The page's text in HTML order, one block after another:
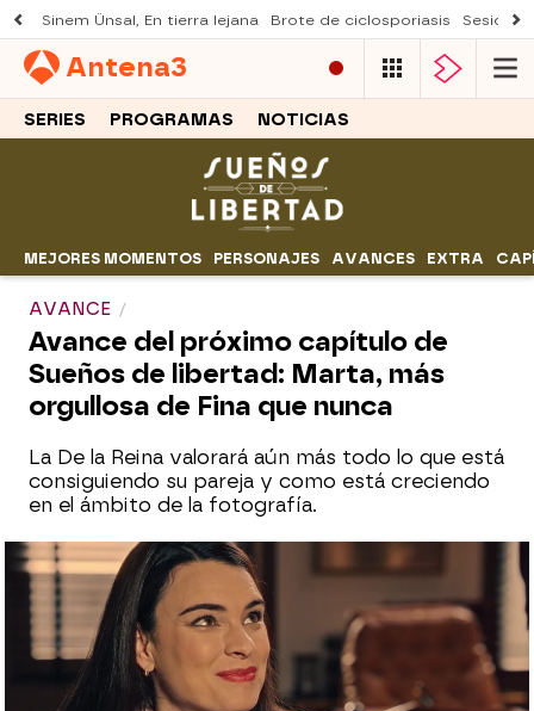
Sinem Ünsal, En tierra lejana Brote de ciclosporiasis Sesión
Antena3
SERIES PROGRAMAS NOTICIAS
MEJORES MOMENTOS PERSONAJES AVANCES EXTRA
AVANCE
Avance del próximo capítulo de
Sueños de libertad: Marta, más
orgullosa de Fina que nunca
La De la Reina valorará aún más todo lo que está
consiguiendo su pareja y como está creciendo
en el ámbito de la fotografía.
No te pierdas las fotos inéditas que le
hizo Fina a Marta en Sueños de libertad